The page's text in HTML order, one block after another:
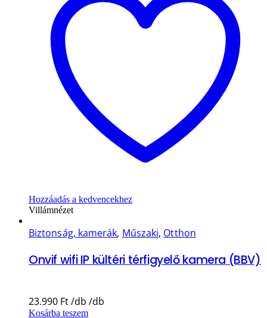
Hozzáadás a kedvencekhez
Villámnézet
Biztonság, kamerák, Műszaki, Otthon
Onvif wifi IP kültéri térfigyelő kamera (BBV)
23.990 Ft
Kosárba teszem